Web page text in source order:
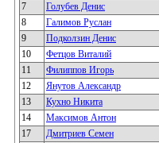
7
Голубев Денис
8
Галимов Руслан
9
Подколзин Денис
10
Фетцов Виталий
11
Филиппов Игорь
12
Янутов Александр
13
Кухно Никита
14
Максимов Антон
17
Дмитриев Семен